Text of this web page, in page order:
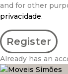
and for other
privacidade.
Already has an